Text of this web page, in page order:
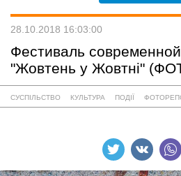
28.10.2018 16:03:00
Фестиваль
"Жовтень у Жовтні"
СУСПІЛЬСТВО КУЛЬТУРА ПОДІЇ